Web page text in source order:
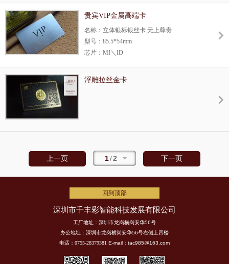
生产方式：独一无二新贵国际最新纹理卡，
效果，让每张卡都是独一无二，让您感受属
于你的尊贵
贵宾VIP金属高端卡
名称：立体银标银丝卡 无上尊贵
型号：85.5*54mm
芯片：MI＼ID
生产方式：立体银标银丝卡 无上尊贵，让您
浮雕拉丝金卡
上一页 1/2 下一页
回到顶部
深圳市千丰彩智能科技发展有限公司
工厂地址：深圳市龙岗横岗安华56号
办公地址：深圳市龙岗横岗安华56号右侧上四楼
电话：0755-28379381 E-mail：tac985@163.com